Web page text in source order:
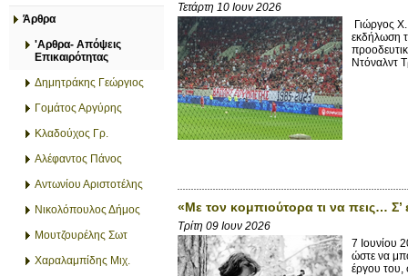
Άρθρα
'Αρθρα- Απόψεις
Επικαιρότητας
Δημητράκης Γεώργιος
Γομάτος Αργύρης
Κλαδούχος Γρ.
Αλέφαντος Πάνος
Αντωνίου Αριστοτέλης
Νικολόπουλος Δήμος
Μουτζουρέλης Σωτ
Χαραλαμπίδης Μιχ.
Τετάρτη 10 Ιουν 2026
Γιώργος
εκδήλωση
Ντόναλντ
«Με τον κομπιούτορα τι να πεις… Σ’
Τρίτη 09 Ιουν 2026
7 Ιουνίου
ώστε να
έργου του,